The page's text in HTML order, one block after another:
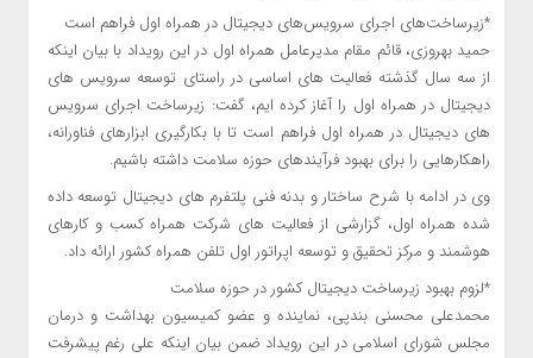
*زیرساخت‌های اجرای سرویس‌های دیجیتال در همراه اول فراهم است
حمید بهروزی، قائم مقام مدیرعامل همراه اول در این رویداد با بیان اینکه
از سه سال گذشته فعالیت های اساسی در راستای توسعه سرویس های
دیجیتال در همراه اول را آغاز کرده ایم، گفت: زیرساخت اجرای سرویس
های دیجیتال در همراه اول فراهم است تا با بکارگیری ابزارهای فناورانه،
راهکارهایی را برای بهبود فرآیندهای حوزه سلامت داشته باشیم.
وی در ادامه با شرح ساختار و بدنه فنی پلتفرم های دیجیتال توسعه داده
شده همراه اول، گزارشی از فعالیت های شرکت همراه کسب و کارهای
هوشمند و مرکز تحقیق و توسعه اپراتور اول تلفن همراه کشور ارائه داد.
*لزوم بهبود زیرساخت دیجیتال کشور در حوزه سلامت
محمدعلی محسنی بندپی، نماینده و عضو کمیسیون بهداشت و درمان
مجلس شورای اسلامی در این رویداد ضمن بیان اینکه علی رغم پیشرفت